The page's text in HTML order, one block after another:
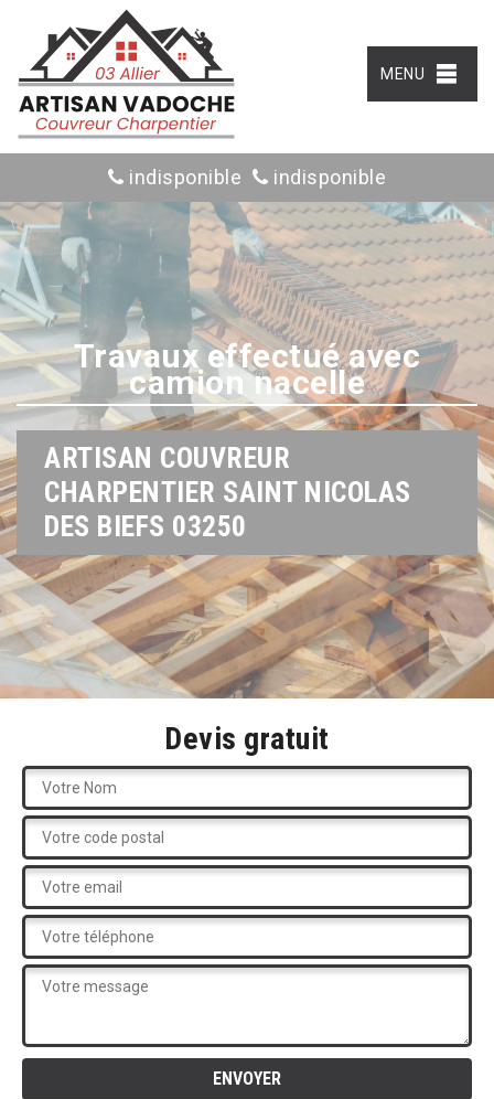
MENU
indisponible indisponible
Travaux effectué avec
camion nacelle
ARTISAN COUVREUR
CHARPENTIER SAINT NICOLAS
DES BIEFS 03250
Devis gratuit